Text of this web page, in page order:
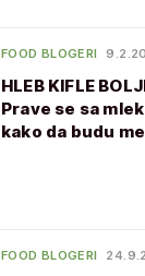
FOOD BLOGERI
HLEB KIFLE
Prave se sa
kako da budu
FOOD BLOGERI